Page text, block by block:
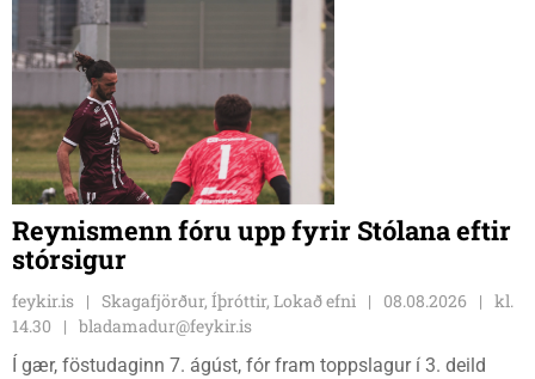
Reynismenn fóru upp fyrir Stólana eftir
stórsigur
feykir.is Skagafjörður, Íþróttir, Lokað efni 08.08.2026
kl.
14.30
bladamadur@feykir.is
Í gær, föstudaginn 7. ágúst, fór fram toppslagur í 3. deild